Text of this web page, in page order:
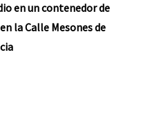
en un contenedor de
la Calle Mesones de